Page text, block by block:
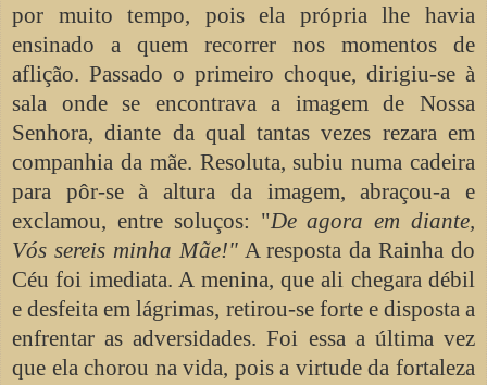
por muito tempo, pois ela própria lhe havia
ensinado a quem recorrer nos momentos de
aflição. Passado o primeiro choque, dirigiu-se à
sala onde se encontrava a imagem de Nossa
Senhora, diante da qual tantas vezes rezara em
companhia da mãe. Resoluta, subiu numa cadeira
para pôr-se à altura da imagem, abraçou-a e
exclamou, entre soluços: "De agora em diante,
Vós sereis minha Mãe!"A resposta da Rainha do
Céu foi imediata. A menina, que ali chegara débil
e desfeita em lágrimas, retirou-se forte e disposta a
enfrentar as adversidades. Foi essa a última vez
que ela chorou na vida, pois a virtude da fortaleza